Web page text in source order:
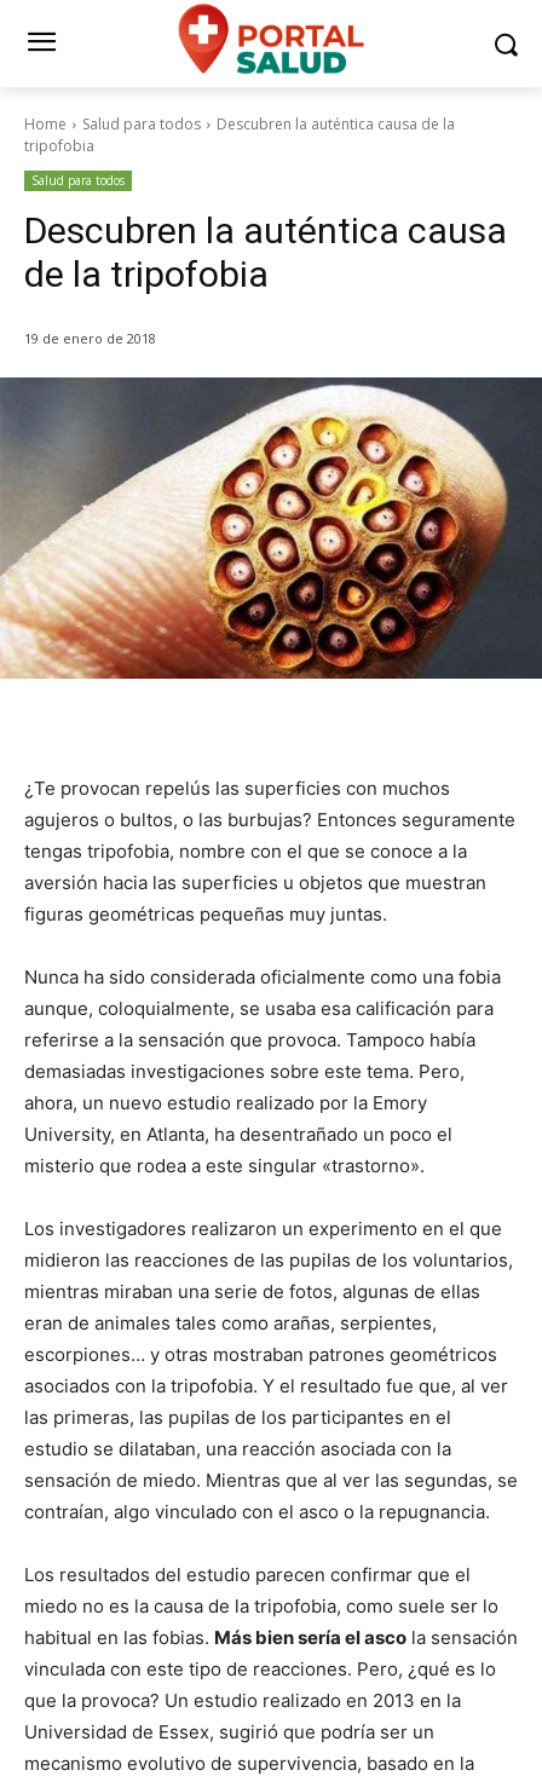
Home Salud para todos
Descubren la auténtica causa de la
tripofobia
Salud para todos
Descubren la auténtica causa
de la tripofobia
19 de enero de 2018
¿Te provocan repelús las superficies con muchos
agujeros o bultos, o las burbujas? Entonces seguramente
tengas tripofobia, nombre con el que se conoce a la
aversión hacia las superficies u objetos que muestran
figuras geométricas pequeñas muy juntas.
Nunca ha sido considerada oficialmente como una fobia
aunque, coloquialmente, se usaba esa calificación para
referirse a la sensación que provoca. Tampoco había
demasiadas investigaciones sobre este tema. Pero,
ahora, un nuevo estudio realizado por la Emory
University, en Atlanta, ha desentrañado un poco el
misterio que rodea a este singular «trastorno».
Los investigadores realizaron un experimento en el que
midieron las reacciones de las pupilas de los voluntarios,
mientras miraban una serie de fotos, algunas de ellas
eran de animales tales como arañas, serpientes,
escorpiones… y otras mostraban patrones geométricos
asociados con la tripofobia. Y el resultado fue que, al ver
las primeras, las pupilas de los participantes en el
estudio se dilataban, una reacción asociada con la
sensación de miedo. Mientras que al ver las segundas, se
contraían, algo vinculado con el asco o la repugnancia.
Los resultados del estudio parecen confirmar que el
miedo no es la causa de la tripofobia, como suele ser lo
habitual en las fobias. Más bien sería el asco la sensación
vinculada con este tipo de reacciones. Pero, ¿qué es lo
que la provoca? Un estudio realizado en 2013 en la
Universidad de Essex, sugirió que podría ser un
mecanismo evolutivo de supervivencia, basado en la